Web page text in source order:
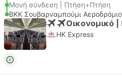
Μονή σύνδεση | Πτήση+Πτήση
BKK Σουβαρναμπούμι
Οικονομικό |
HK Express